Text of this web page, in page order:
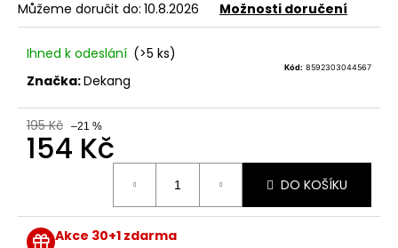
5
Můžeme doručit do: 10.8.2026 Možnosti doručení
Ihned k odeslání (>5 ks)
Kód: 8592303044567
Značka:Dekang
195 Kč –21 %
154 Kč
DO KOŠÍKU
Akce 30+1 zdarma
a
?
HLEDAT